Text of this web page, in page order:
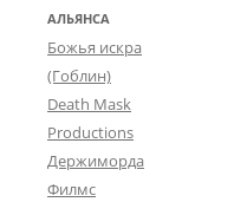
АЛЬЯНСА
Божья искра
(Гоблин)
Death Mask
Productions
Держиморда
Филмс